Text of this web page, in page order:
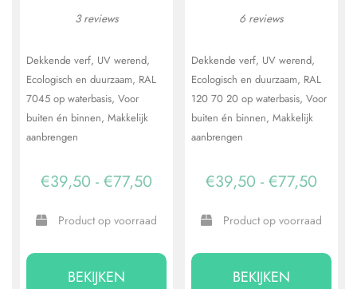
3 reviews
Dekkende verf UV werend
Ecologisch en duurzaam RAL
7045 op waterbasis Voor
buiten én binnen Makkelijk
aanbrengen
€39,50 - €77,50 Prijsklasse:
tot
€77,50
Product op voorraad
BEKIJKEN
product
6 reviews
Dekkende verf UV werend
Ecologisch en duurzaam RAL
120 70 20 op waterbasis Voor
buiten én binnen Makkelijk
aanbrengen
€39,50 - €77,50
tot
Product op voorraad
BEKIJKEN